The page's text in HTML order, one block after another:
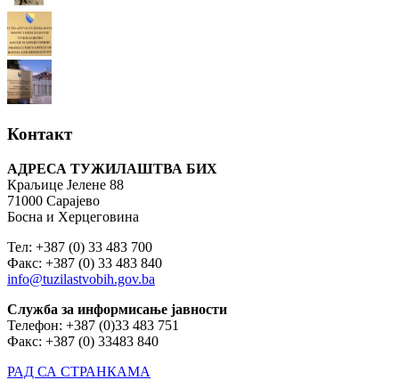
Контакт
АДРЕСА ТУЖИЛАШТВА БИХ
Краљице Јелене 88
71000 Сарајево
Босна и Херцеговина
Тел: +387 (0) 33 483 700
Факс: +387 (0) 33 483 840
info@tuzilastvobih.gov.ba
Служба за информисање јавности
Телефон: +387 (0)33 483 751
Факс: +387 (0) 33483 840
РАД СА СТРАНКАМА